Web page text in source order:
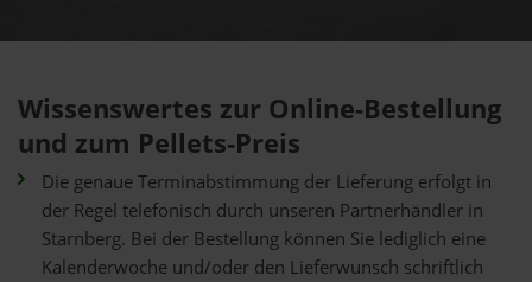
Wissenswertes zur Online-Bestellung
und zum Pellets-Preis
Die genaue Terminabstimmung der Lieferung erfolgt in
der Regel telefonisch durch unseren Partnerhändler in
Starnberg. Bei der Bestellung können Sie lediglich eine
Kalenderwoche und/oder den Lieferwunsch schriftlich